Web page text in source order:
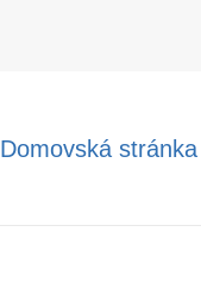
Domovská stránka